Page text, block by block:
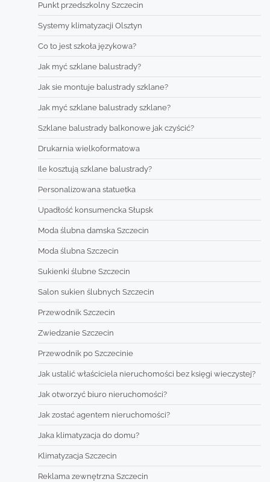
Punkt przedszkolny Szczecin
Systemy klimatyzacji Olsztyn
Co to jest szkoła językowa?
Jak myć szklane balustrady?
Jak sie montuje balustrady szklane?
Jak myć szklane balustrady szklane?
Szklane balustrady balkonowe jak czyścić?
Drukarnia wielkoformatowa
Ile kosztują szklane balustrady?
Personalizowana statuetka
Upadłość konsumencka Słupsk
Moda ślubna damska Szczecin
Moda ślubna Szczecin
Sukienki ślubne Szczecin
Salon sukien ślubnych Szczecin
Przewodnik Szczecin
Zwiedzanie Szczecin
Przewodnik po Szczecinie
Jak ustalić właściciela nieruchomości bez księgi wieczystej?
Jak otworzyć biuro nieruchomości?
Jak zostać agentem nieruchomości?
Jaka klimatyzacja do domu?
Klimatyzacja Szczecin
Reklama zewnętrzna Szczecin